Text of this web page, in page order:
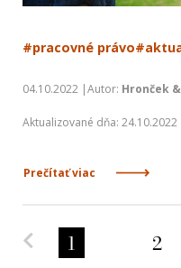
#pracovné právo
04.10.2022 |Autor: Hronček
Aktualizované dňa: 24.10.2022
Prečítať viac
Predchádzajúca
1 2